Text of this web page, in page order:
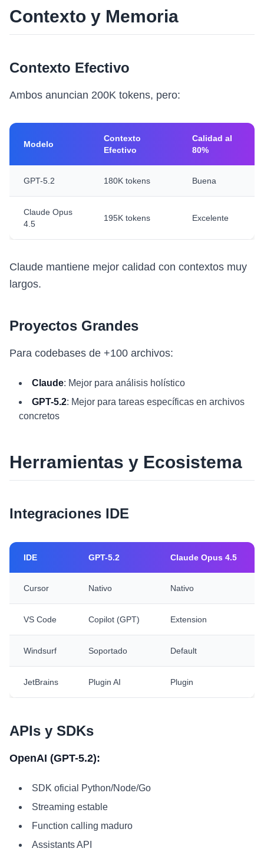
Contexto y Memoria
Contexto Efectivo
Ambos anuncian 200K tokens, pero:
Modelo
Contexto
Efectivo
Calidad al
80%
GPT-5.2 180K tokens Buena
Claude Opus
4.5
195K tokens Excelente
Claude mantiene mejor calidad con contextos muy
largos.
Proyectos Grandes
Para codebases de +100 archivos:
Claude: Mejor para análisis holístico
GPT-5.2: Mejor para tareas específicas en archivos
concretos
Herramientas y Ecosistema
Integraciones IDE
IDE GPT-5.2 Claude Opus 4.5
Cursor Nativo Nativo
VS Code Copilot (GPT) Extension
Windsurf Soportado Default
JetBrains Plugin AI Plugin
APIs y SDKs
OpenAI (GPT-5.2):
SDK oficial Python/Node/Go
Streaming estable
Function calling maduro
Assistants API